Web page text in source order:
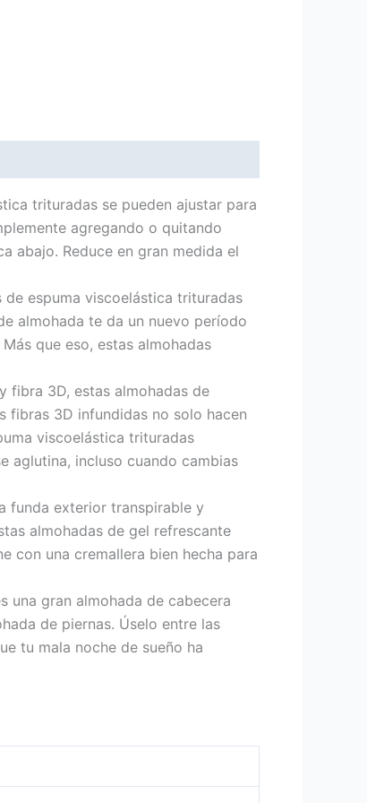
trituradas se pueden ajustar para
agregando o quitando
abajo. Reduce en gran medida el
espuma viscoelástica trituradas
almohada te da un nuevo período
que eso, estas almohadas
fibra 3D, estas almohadas de
fibras 3D infundidas no solo hacen
viscoelástica trituradas
aglutina, incluso cuando cambias
funda exterior transpirable y
almohadas de gel refrescante
con una cremallera bien hecha para
una gran almohada de cabecera
de piernas. Úselo entre las
tu mala noche de sueño ha